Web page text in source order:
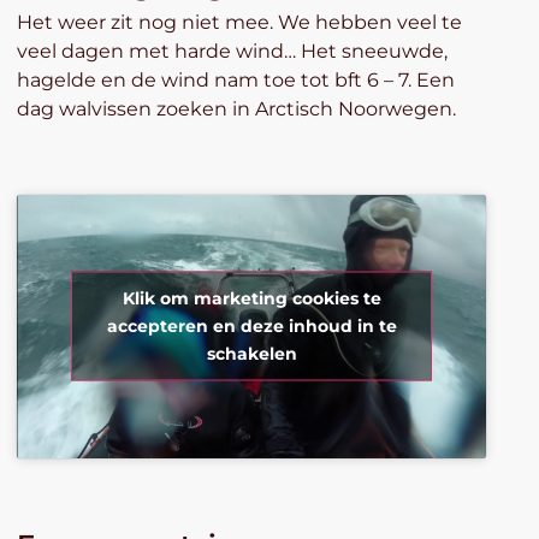
Het weer zit nog niet mee. We hebben veel te
veel dagen met harde wind… Het sneeuwde,
hagelde en de wind nam toe tot bft 6 – 7. Een
dag walvissen zoeken in Arctisch Noorwegen.
Klik om marketing cookies te
accepteren en deze inhoud in te
schakelen